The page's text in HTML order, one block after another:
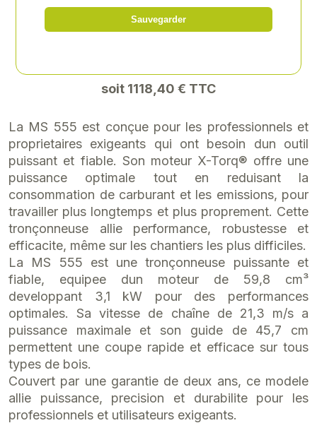
Référence: 00058583
soit 1118,40 € TTC
La MS 555 est conçue pour les professionnels et
proprietaires exigeants qui ont besoin dun outil
puissant et fiable. Son moteur X-Torq® offre une
puissance optimale tout en reduisant la
consommation de carburant et les emissions, pour
travailler plus longtemps et plus proprement. Cette
tronçonneuse allie performance, robustesse et
efficacite, même sur les chantiers les plus difficiles.
La MS 555 est une tronçonneuse puissante et
fiable, equipee dun moteur de 59,8 cm³
developpant 3,1 kW pour des performances
optimales. Sa vitesse de chaîne de 21,3 m/s a
puissance maximale et son guide de 45,7 cm
permettent une coupe rapide et efficace sur tous
types de bois.
Couvert par une garantie de deux ans, ce modele
allie puissance, precision et durabilite pour les
professionnels et utilisateurs exigeants.
Sauvegarder